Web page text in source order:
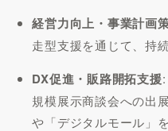
経営力向上・事業計画
走型支援を通じて、持
DX促進・販路開拓支援
規模展示商談会への出
や「デジタルモール」